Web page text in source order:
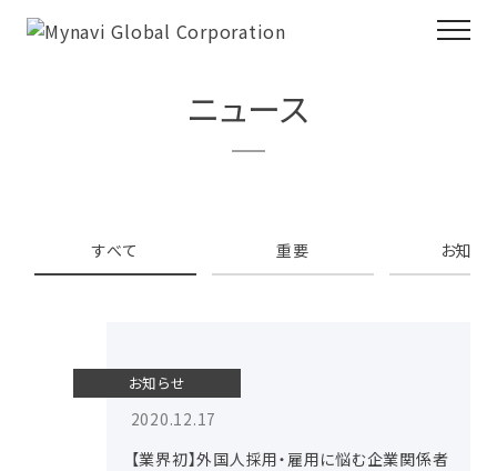
ニュース
すべて 重要 お知ら
お知らせ
2020.12.17
【業界初】外国人採用・雇用に悩む企業関係者